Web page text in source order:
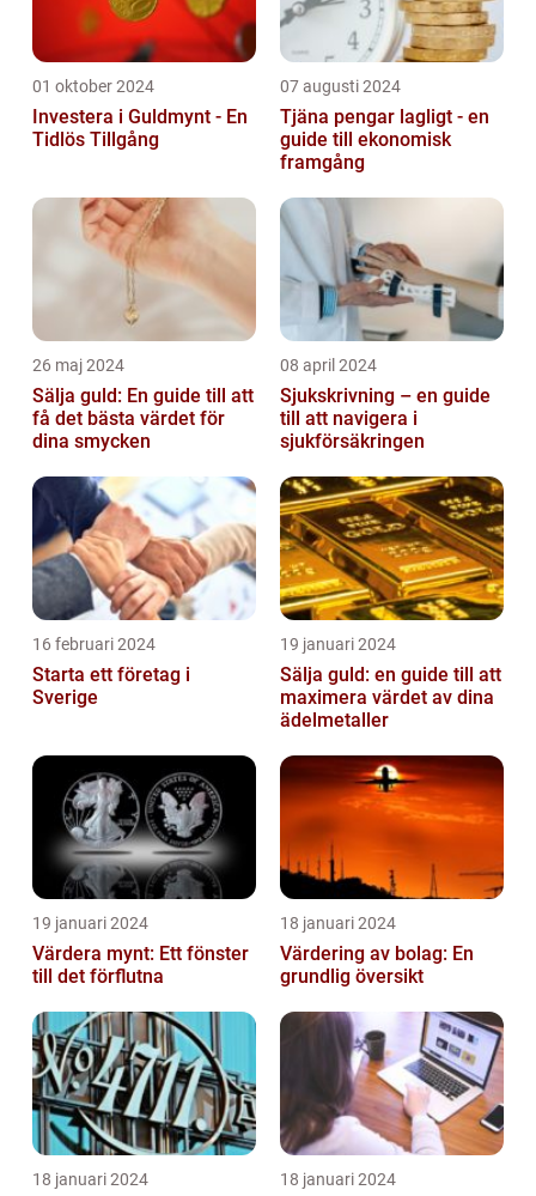
01 oktober 2024
Investera i Guldmynt - En
Tidlös Tillgång
07 augusti 2024
Tjäna pengar lagligt - en
guide till ekonomisk
framgång
26 maj 2024
Sälja guld: En guide till att
få det bästa värdet för
dina smycken
08 april 2024
Sjukskrivning – en guide
till att navigera i
sjukförsäkringen
16 februari 2024
Starta ett företag i
Sverige
19 januari 2024
Sälja guld: en guide till att
maximera värdet av dina
ädelmetaller
19 januari 2024
Värdera mynt: Ett fönster
till det förflutna
18 januari 2024
Värdering av bolag: En
grundlig översikt
18 januari 2024 18 januari 2024